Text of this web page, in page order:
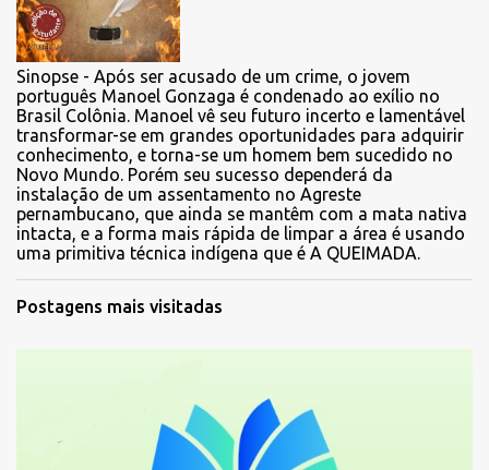
Sinopse - Após ser acusado de um crime, o jovem
português Manoel Gonzaga é condenado ao exílio no
Brasil Colônia. Manoel vê seu futuro incerto e lamentável
transformar-se em grandes oportunidades para adquirir
conhecimento, e torna-se um homem bem sucedido no
Novo Mundo. Porém seu sucesso dependerá da
instalação de um assentamento no Agreste
pernambucano, que ainda se mantêm com a mata nativa
intacta, e a forma mais rápida de limpar a área é usando
uma primitiva técnica indígena que é A QUEIMADA.
Postagens mais visitadas